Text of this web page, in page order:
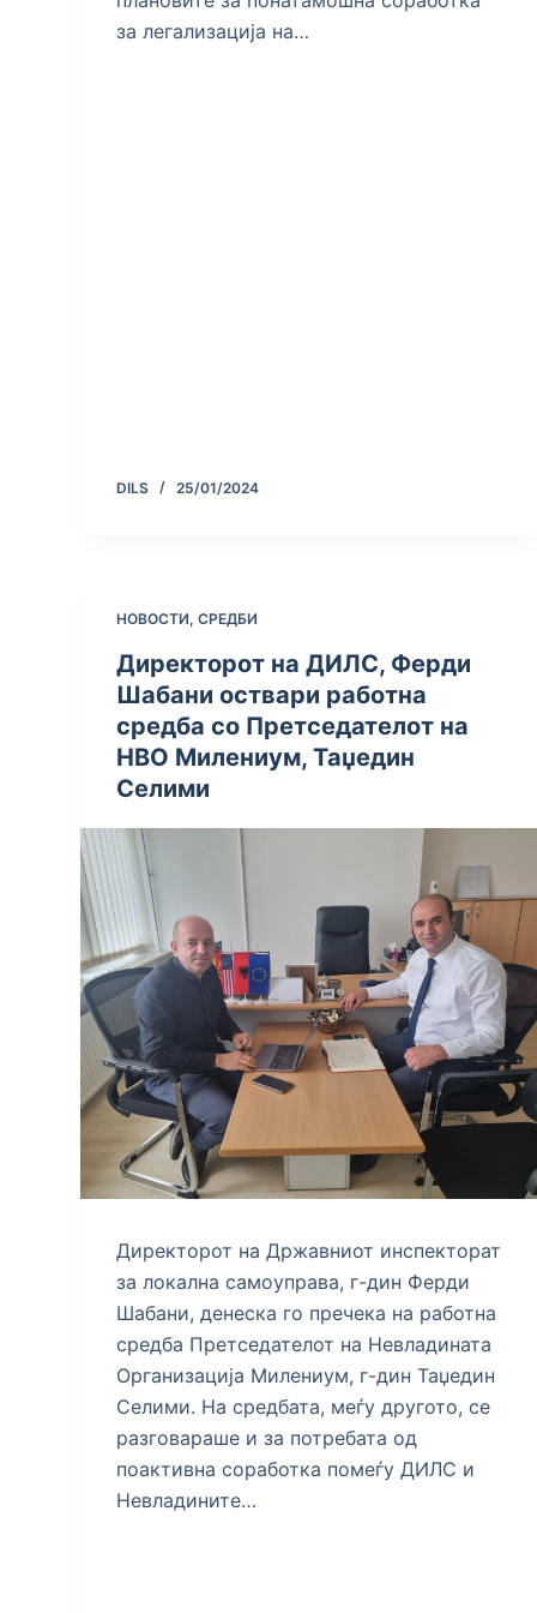
за легализација на…
DILS 25/01/2024
НОВОСТИ,СРЕДБИ
Директорот на ДИЛС, Ферди
Шабани оствари работна
средба со Претседателот на
НBО Милениум, Таџедин
Селими
Директорот на Државниот инспекторат
за локална самоуправа, г-дин Ферди
Шабани, денеска го пречека на работна
средба Претседателот на Невладината
Организација Милениум, г-дин Таџедин
Селими. На средбата, меѓу другото, се
разговараше и за потребата од
поактивна соработка помеѓу ДИЛС и
Невладините…